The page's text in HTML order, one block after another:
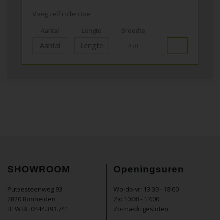
Voeg zelf rollen toe
Aantal
Lengte
Breedte
4 m
SHOWROOM
Putsesteenweg 93
2820 Bonheiden
BTW BE 0444.391.741
Openingsuren
Wo-do-vr: 13:30 - 18:00
Za: 10:00 - 17:00
Zo-ma-di: gesloten